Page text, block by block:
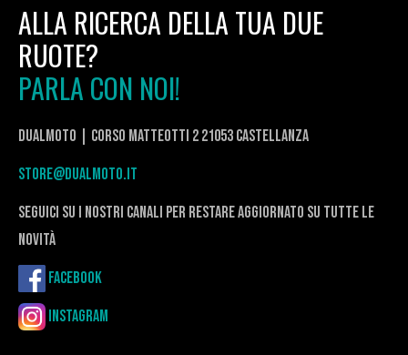
ALLA RICERCA DELLA TUA DUE
RUOTE?
PARLA CON NOI!
DualMoto | corso Matteotti 2 21053 Castellanza
store@dualmoto.it
seguici su i nostri canali per restare aggiornato su tutte le
novità
Facebook
Instagram